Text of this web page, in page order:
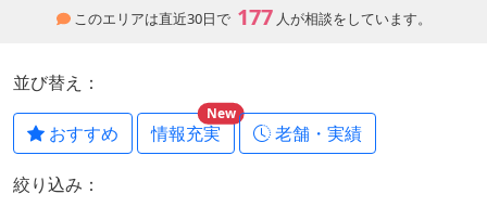
このエリアは直近30日で 177 人が相談をしています。
並び替え：
おすすめ 情報充実
New
老舗・実績
絞り込み：